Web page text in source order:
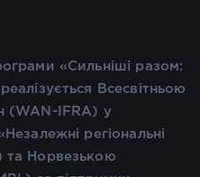
«Сильніші разом:
Всесвітньою
(WAN-IFRA) у
регіональні
та Норвезькою